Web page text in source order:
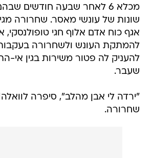
מכלא 6 לאחר שבעה חודשים
שונות של עונשי מאסר. שחרורה
אגף כוח אדם אלוף חגי
להמתקת העונש ולשחרורה
להעניק לה פטור משירות בגין
שעבר.
שחרורה.